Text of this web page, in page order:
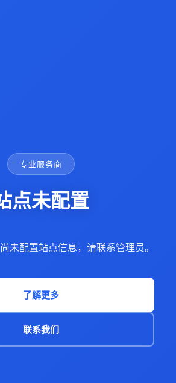
专业服务商
点未配置
未配置站点信息，请联系管理员。
了解更多
联系我们